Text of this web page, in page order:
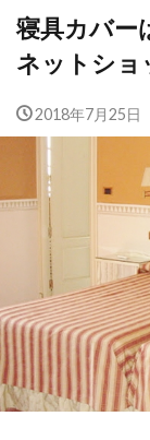
寝具カバー
ネットショ
2018年7月25日